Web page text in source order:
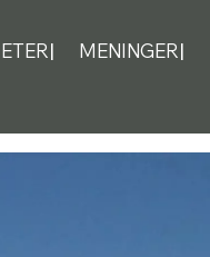
MENINGER